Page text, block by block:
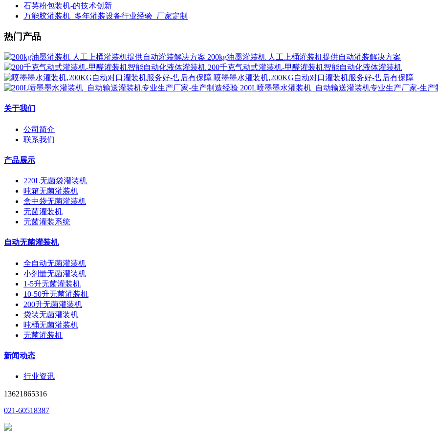
石英粉包装机-的技术创新
万能胶灌装机_多年灌装设备行业经验_厂家定制
热门产品
200kg油墨灌装机 人工上桶灌装机提供自动灌装解决方案
200千克气动式灌装机-甲醛灌装机智能自动化液体灌装机
喷墨墨水灌装机,200KG自动对口灌装机服务好-售后有保障
200L喷墨墨水灌装机_自动输送灌装机专业生产厂家-生产
关于我们
公司简介
联系我们
产品展示
220L无菌袋灌装机
吨箱无菌灌装机
盒中袋无菌灌装机
无菌灌装机
无菌灌装系统
自动无菌灌装机
全自动无菌灌装机
小剂量无菌灌装机
1-5升无菌灌装机
10-50升无菌灌装机
200升无菌灌装机
袋装无菌灌装机
吨桶无菌灌装机
无菌灌装机
新闻动态
行业资讯
13621865316
021-60518387